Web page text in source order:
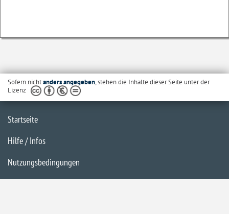
Sofern nichtanders angegeben, stehen die Inhalte dieser Seite unter der
Lizenz
Startseite
Hilfe / Infos
Nutzungsbedingungen